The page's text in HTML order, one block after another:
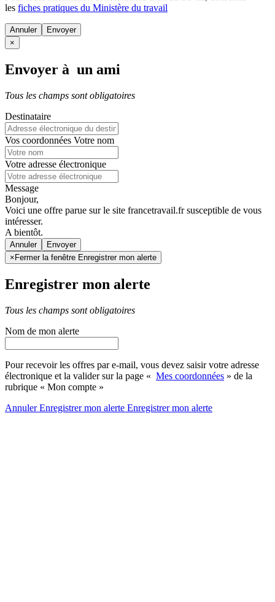
les fiches pratiques du Ministère du travail
Annuler
×
Envoyer à un ami
Tous les champs sont obligatoires
Destinataire
Vos coordonnées Votre nom
Votre adresse électronique
Message
Bonjour,
Voici une offre parue sur le site francetravail.fr susceptible de vous
intéresser.
A bientôt.
Annuler
× Fermer la fenêtre Enregistrer mon alerte
Enregistrer mon alerte
Tous les champs sont obligatoires
Nom de mon alerte
Pour recevoir les offres par e-mail, vous devez saisir votre adresse
électronique et la valider sur la page « Mes coordonnées » de la
rubrique « Mon compte »
AnnulerEnregistrer mon alerte Enregistrermon alerte